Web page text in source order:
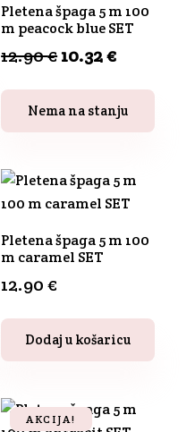
Pletena špaga 5 m 100
m peacock blue SET
12.90€Izvorna
10.32€
je:
10.32 €.
Nema na stanju
Pletena špaga 5 m 100
m caramel SET
12.90€
Dodaj u košaricu
AKCIJA!